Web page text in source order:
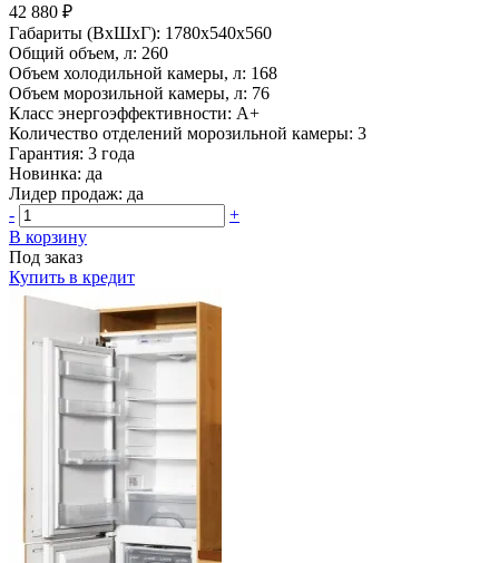
42 880 ₽
Габариты (ВхШхГ): 1780x540x560
Общий объем, л: 260
Объем холодильной камеры, л: 168
Объем морозильной камеры, л: 76
Класс энергоэффективности: A+
Количество отделений морозильной камеры: 3
Гарантия: 3 года
Новинка: да
Лидер продаж: да
-
+
В корзину
Под заказ
Купить в кредит